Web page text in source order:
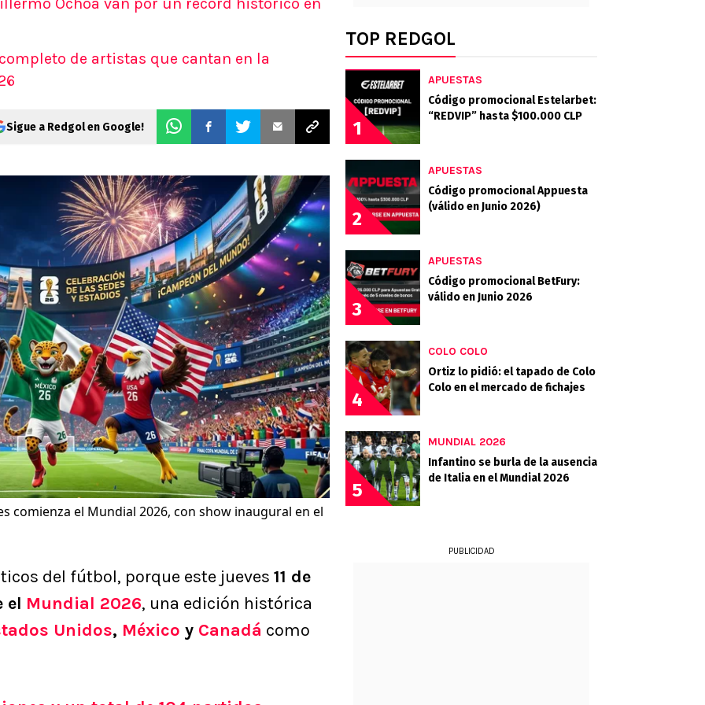
de artistas que cantan en la
Sigue a Redgol en Google!
comienza el Mundial 2026, con show inaugural en el
del fútbol, porque este jueves 11 de
el Mundial 2026, una edición histórica
Unidos, México y Canadá como
TOP REDGOL
1
APUESTAS
Código promocional Estelarbet:
“REDVIP” hasta $100.000 CLP
2
APUESTAS
Código promocional Appuesta
(válido en Junio 2026)
3
APUESTAS
Código promocional BetFury:
válido en Junio 2026
4
COLO COLO
Ortiz lo pidió: el tapado de Colo
Colo en el mercado de fichajes
5
MUNDIAL 2026
Infantino se burla de la ausencia
de Italia en el Mundial 2026
PUBLICIDAD